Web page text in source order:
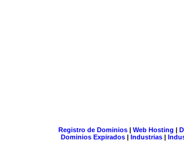
Registro de Dominios| Web Hosting |
Dominios Expirados | Industrias |